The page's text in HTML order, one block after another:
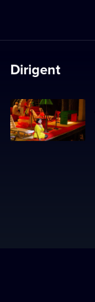
Dirigent